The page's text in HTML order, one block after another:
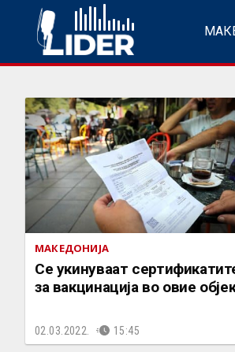
МАКЕДОНИЈА
Се укинуваат
за вакцинација во овие
02.03.2022. 15:45